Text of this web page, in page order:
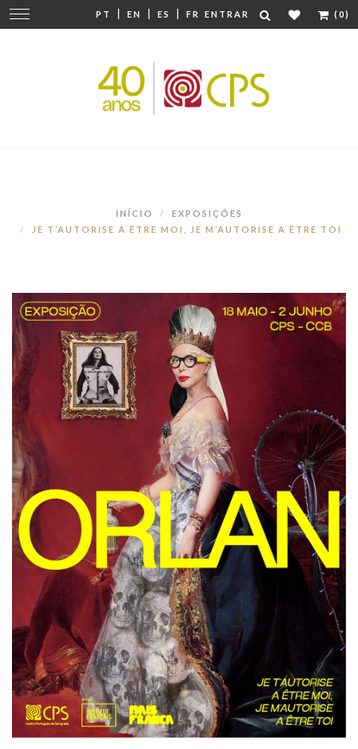
PT | EN | ES | FR ENTRAR (0)
Mudar
navegação
INÍCIO
EXPOSIÇÕES
JE T’AUTORISE A ÊTRE MOI, JE M’AUTORISE A ÊTRE TOI